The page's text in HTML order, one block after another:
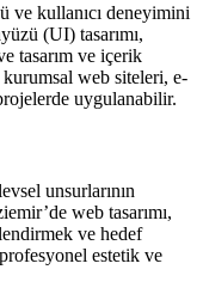
ve kullanıcı deneyimini
(UI) tasarımı,
tasarım ve içerik
web siteleri, e-
uygulanabilir.
unsurlarının
web tasarımı,
ve hedef
estetik ve